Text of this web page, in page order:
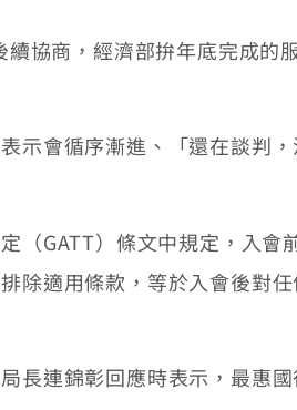
協商，經濟部拚年底完成的
會循序漸進、「還在談判，
GATT）條文中規定，入會
除適用條款，等於入會後對
連錦彰回應時表示，最惠國